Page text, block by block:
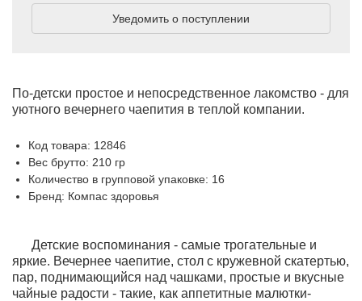
По-детски простое и непосредственное лакомство - для
уютного вечернего чаепития в теплой компании.
Код товара: 12846
Вес брутто: 210 гр
Количество в групповой упаковке: 16
Бренд: Компас здоровья
Уведомить о поступлении
Детские воспоминания - самые трогательные и
яркие. Вечернее чаепитие, стол с кружевной скатертью,
пар, поднимающийся над чашками, простые и вкусные
чайные радости - такие, как аппетитные малютки-